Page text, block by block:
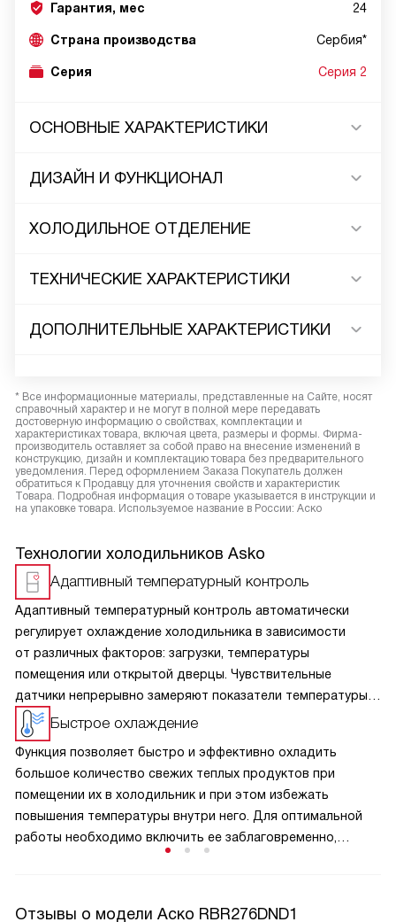
Гарантия, мес 24
Страна производства Сербия*
Серия Серия 2
ОСНОВНЫЕ ХАРАКТЕРИСТИКИ
ДИЗАЙН И ФУНКЦИОНАЛ
ХОЛОДИЛЬНОЕ ОТДЕЛЕНИЕ
ТЕХНИЧЕСКИЕ ХАРАКТЕРИСТИКИ
ДОПОЛНИТЕЛЬНЫЕ ХАРАКТЕРИСТИКИ
* Все информационные материалы, представленные на Сайте, носят
справочный характер и не могут в полной мере передавать
достоверную информацию о свойствах, комплектации и
характеристиках товара, включая цвета, размеры и формы. Фирма-
производитель оставляет за собой право на внесение изменений в
конструкцию, дизайн и комплектацию товара без предварительного
уведомления. Перед оформлением Заказа Покупатель должен
обратиться к Продавцу для уточнения свойств и характеристик
Товара. Подробная информация о товаре указывается в инструкции и
на упаковке товара. Используемое название в России: Аско
Технологии холодильников Asko
Адаптивный температурный контроль
Адаптивный температурный контроль автоматически
регулирует охлаждение холодильника в зависимости
от различных факторов: загрузки, температуры
помещения или открытой дверцы. Чувствительные
датчики непрерывно замеряют показатели температуры
внутри камеры и анализируют данные. На их основе
система решает, какое количество холода должно быть
произведено для поддержания идеального
микроклимата.
Быстрое охлаждение
Функция позволяет быстро и эффективно охладить
большое количество свежих теплых продуктов при
помещении их в холодильник и при этом избежать
повышения температуры внутри него. Для оптимальной
работы необходимо включить ее заблаговременно,
Отзывы о модели Аско RBR276DND1